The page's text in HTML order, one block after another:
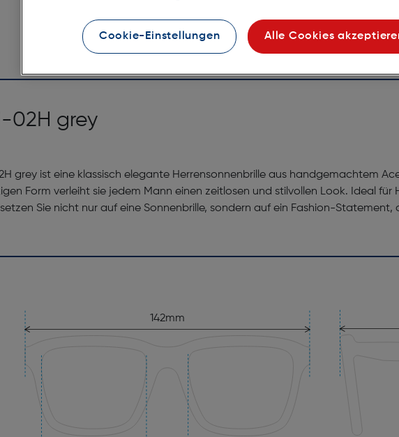
02H grey
grey ist eine klassisch elegante Herrensonnenbrille aus handgemachtem
Form verleiht sie jedem Mann einen zeitlosen und stilvollen Look. Ideal
setzen Sie nicht nur auf eine Sonnenbrille, sondern auf ein Fashion-
142mm
Cookie-Einstellungen Alle Cookies